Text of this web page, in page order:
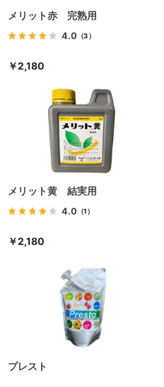
メリット赤 完熟用
4.0 （3）
￥2,180
メリット黄 結実用
4.0 （1）
￥2,180
プレスト